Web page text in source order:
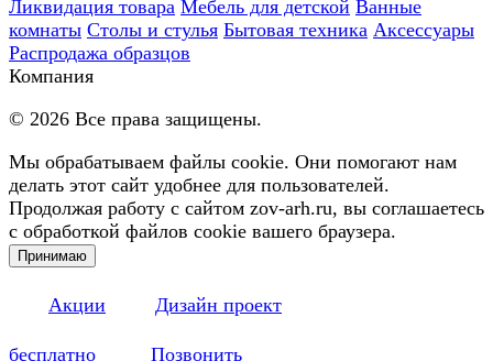
Ликвидация товара Мебель для детской Ванные
комнаты Столы и стулья Бытовая техника Аксессуары
Распродажа образцов
Компания
© 2026 Все права защищены.
Мы обрабатываем файлы cookie. Они помогают нам
делать этот сайт удобнее для пользователей.
Продолжая работу с сайтом zov-arh.ru, вы соглашаетесь
с обработкой файлов cookie вашего браузера.
Принимаю
Акции Дизайн проект
бесплатно Позвонить